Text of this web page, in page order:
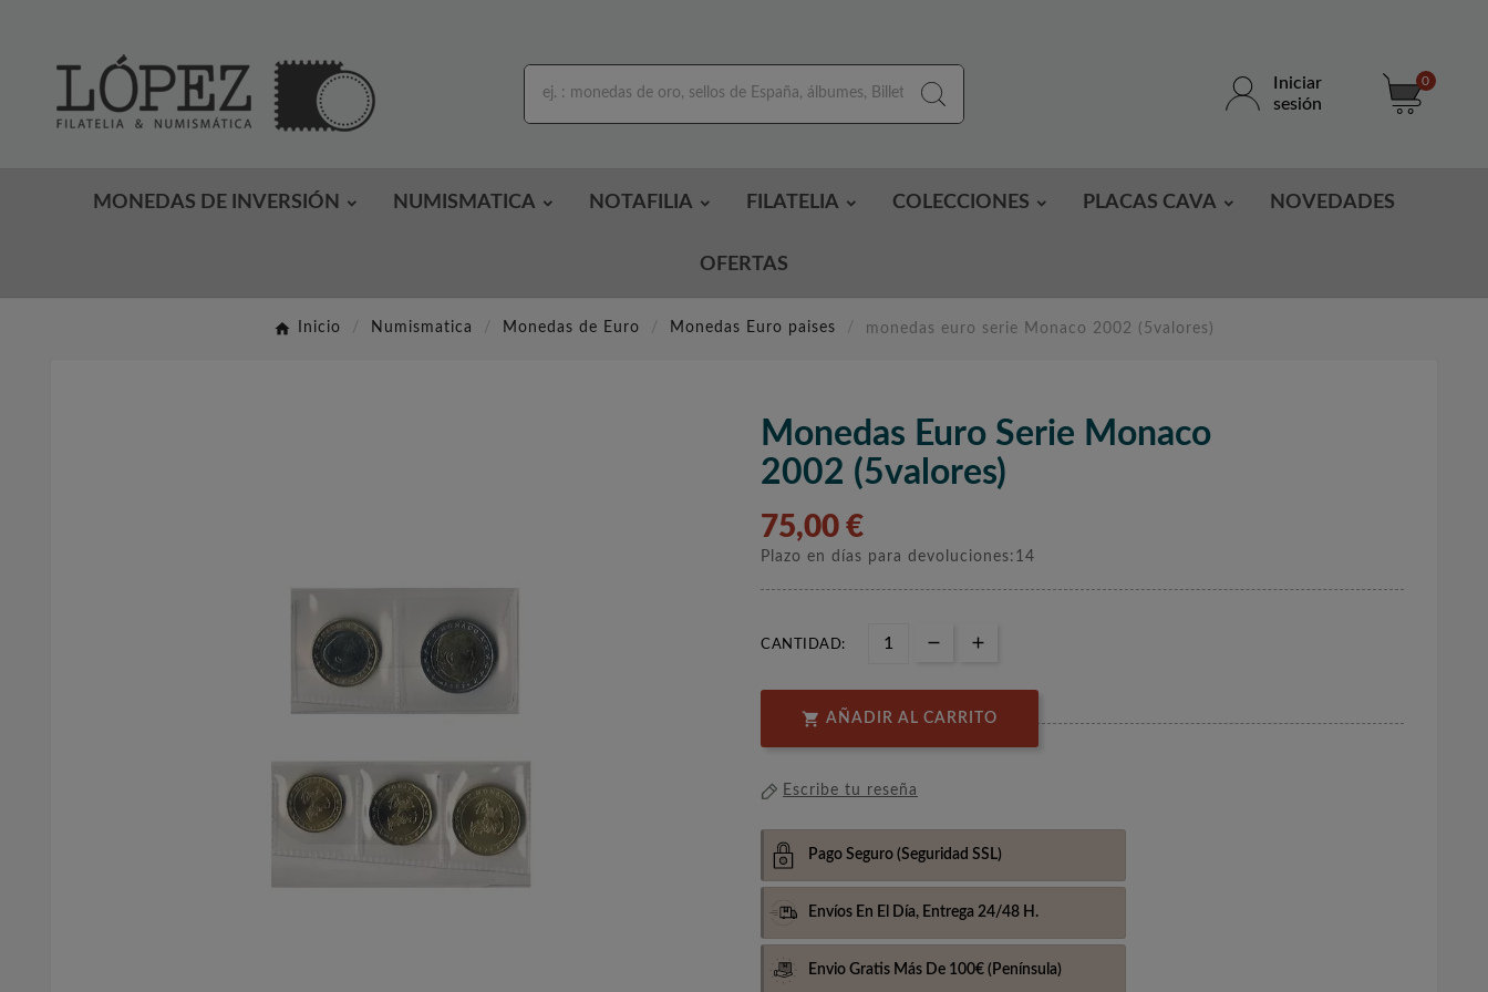
Iniciar
sesión
0
MONEDAS DE INVERSIÓN NUMISMATICA NOTAFILIA FILATELIA COLECCIONES PLACAS CAVA NOVEDADES
OFERTAS
Inicio Numismatica Monedas de Euro Monedas Euro paises monedas euro serie Monaco 2002 (5valores)
Monedas Euro Serie Monaco
2002 (5valores)
75,00 €
Plazo en días para devoluciones:14
CANTIDAD:
 AÑADIR AL CARRITO
Escribe tu reseña
Pago Seguro (Seguridad SSL)
Envíos En El Día, Entrega 24/48 H.
Envio Gratis Más De 100€ (Península)